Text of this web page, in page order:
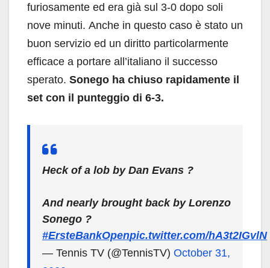
furiosamente ed era già sul 3-0 dopo soli
nove minuti. Anche in questo caso è stato un
buon servizio ed un diritto particolarmente
efficace a portare all’italiano il successo
sperato. Sonego ha chiuso rapidamente il
set con il punteggio di 6-3.
Heck of a lob by Dan Evans ?
And nearly brought back by Lorenzo
Sonego ?
#ErsteBankOpenpic.twitter.com/hA3t2IGvlN
— Tennis TV (@TennisTV) October 31,